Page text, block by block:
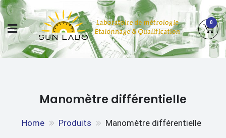
Skip
to
content
SUN LABO
LABORATOIRE DE MÉTROLOGIE, ETALONNAGE &
0
Manomètre différentielle
Home Produits Manomètre différentielle